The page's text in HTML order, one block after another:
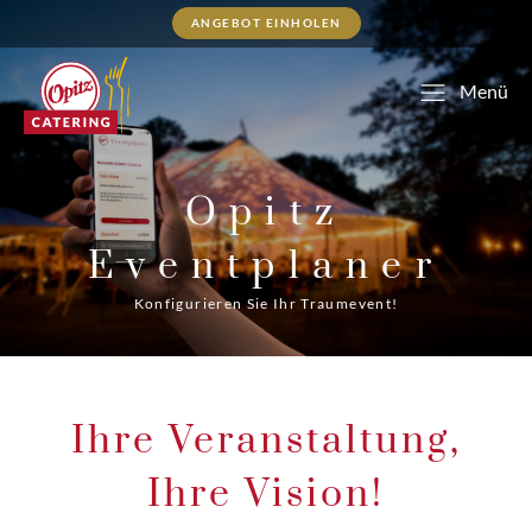
ANGEBOT EINHOLEN
Menü
Opitz
Eventplaner
Konfigurieren Sie Ihr Traumevent!
Ihre Veranstaltung,
Ihre Vision!